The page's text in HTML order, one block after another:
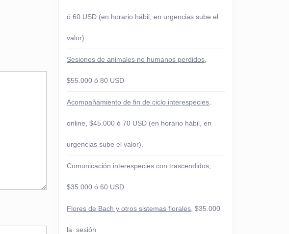
ó 60 USD (en horario hábil, en urgencias sube el
valor)
Sesiones de animales no humanos perdidos
$55.000 ó 80 USD
Acompañamiento de fin de ciclo interespecies
online, $45.000 ó 70 USD (en horario hábil, en
urgencias sube el valor).
Comunicación interespecies con trascendidos
$35.000 ó 60 USD
Flores de Bach y otros sistemas florales , $35.000
la sesión